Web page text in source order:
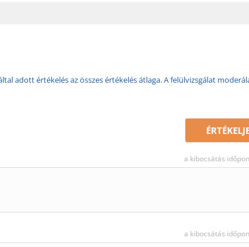
adott értékelés az összes értékelés átlaga. A felülvizsgálat
a kibocsátás
a kibocsátás